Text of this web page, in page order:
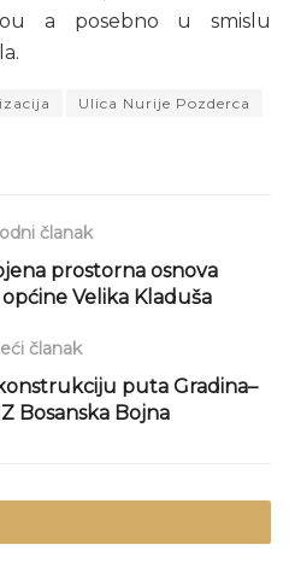
a posebno u smislu
Ulica Nurije Pozderca
članak
prostorna osnova
Velika Kladuša
članak
puta Gradina–
Bosanska Bojna